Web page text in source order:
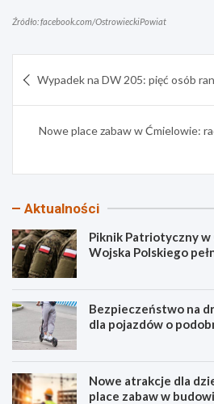
Źródło: facebook.com/OstrowieckiPowiat
wpisu
Wypadek na DW 205: pięć osób
Nowe place zabaw w Ćmielowie:
Aktualności
Piknik Patriotyczny
Wojska Polskiego
Bezpieczeństwo na
dla pojazdów o
Nowe atrakcje dla
place zabaw w